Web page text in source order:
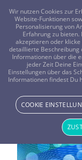
FRAGEN?
Heilung
Wir nutzen Cookies zur
Website-Funktionen
Personalisierung von
Erfahrung zu bieten.
akzeptieren oder
detaillierte Beschreibung
Informationen über die
jeder Zeit Deine
Einstellungen über das
Informationen findest Du
COOKIE